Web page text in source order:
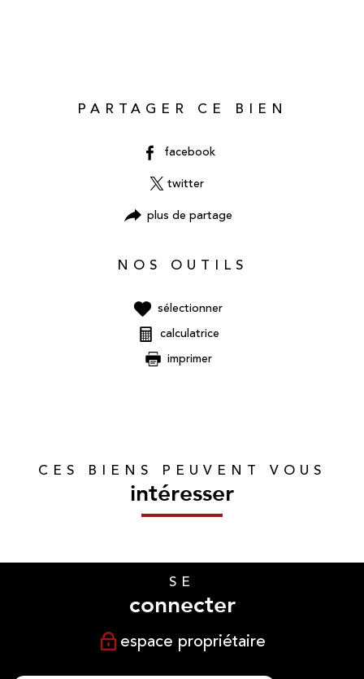
PARTAGER CE BIEN
facebook
twitter
plus de partage
NOS OUTILS
sélectionner
calculatrice
imprimer
CES BIENS PEUVENT VOUS
intéresser
SE
connecter
espace propriétaire